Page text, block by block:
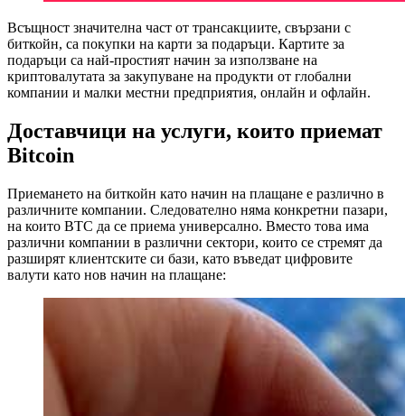
Всъщност значителна част от трансакциите, свързани с
биткойн, са покупки на карти за подаръци. Картите за
подаръци са най-простият начин за използване на
криптовалутата за закупуване на продукти от глобални
компании и малки местни предприятия, онлайн и офлайн.
Доставчици на услуги, които приемат
Bitcoin
Приемането на биткойн като начин на плащане е различно в
различните компании. Следователно няма конкретни пазари,
на които BTC да се приема универсално. Вместо това има
различни компании в различни сектори, които се стремят да
разширят клиентските си бази, като въведат цифровите
валути като нов начин на плащане: